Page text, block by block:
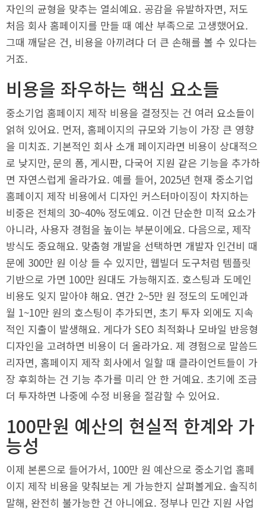
자인의 균형을 맞추는 열쇠예요. 공감을 유발하자면, 저도
처음 회사 홈페이지를 만들 때 예산 부족으로 고생했어요.
그때 깨달은 건, 비용을 아끼려다 더 큰 손해를 볼 수 있다는
거죠.
비용을 좌우하는 핵심 요소들
중소기업 홈페이지 제작 비용을 결정짓는 건 여러 요소들이
얽혀 있어요. 먼저, 홈페이지의 규모와 기능이 가장 큰 영향
을 미치죠. 기본적인 회사 소개 페이지라면 비용이 상대적으
로 낮지만, 문의 폼, 게시판, 다국어 지원 같은 기능을 추가하
면 자연스럽게 올라가요. 예를 들어, 2025년 현재 중소기업
홈페이지 제작 비용에서 디자인 커스터마이징이 차지하는
비중은 전체의 30~40% 정도예요. 이건 단순한 미적 요소가
아니라, 사용자 경험을 높이는 부분이에요. 다음으로, 제작
방식도 중요해요. 맞춤형 개발을 선택하면 개발자 인건비 때
문에 300만 원 이상 들 수 있지만, 웹빌더 도구처럼 템플릿
기반으로 가면 100만 원대도 가능해지죠. 호스팅과 도메인
비용도 잊지 말아야 해요. 연간 2~5만 원 정도의 도메인과
월 1~10만 원의 호스팅이 추가되면, 초기 투자 외에도 지속
적인 지출이 발생해요. 게다가 SEO 최적화나 모바일 반응형
디자인을 고려하면 비용이 더 올라가요. 제 경험으로 말씀드
리자면, 홈페이지 제작 회사에서 일할 때 클라이언트들이 가
장 후회하는 건 기능 추가를 미리 안 한 거예요. 초기에 조금
더 투자하면 나중에 수정 비용을 절감할 수 있어요.
100만원 예산의 현실적 한계와 가
능성
이제 본론으로 들어가서, 100만 원 예산으로 중소기업 홈페
이지 제작 비용을 맞춰보는 게 가능한지 살펴볼게요. 솔직히
말해, 완전히 불가능한 건 아니에요. 정부나 민간 지원 사업